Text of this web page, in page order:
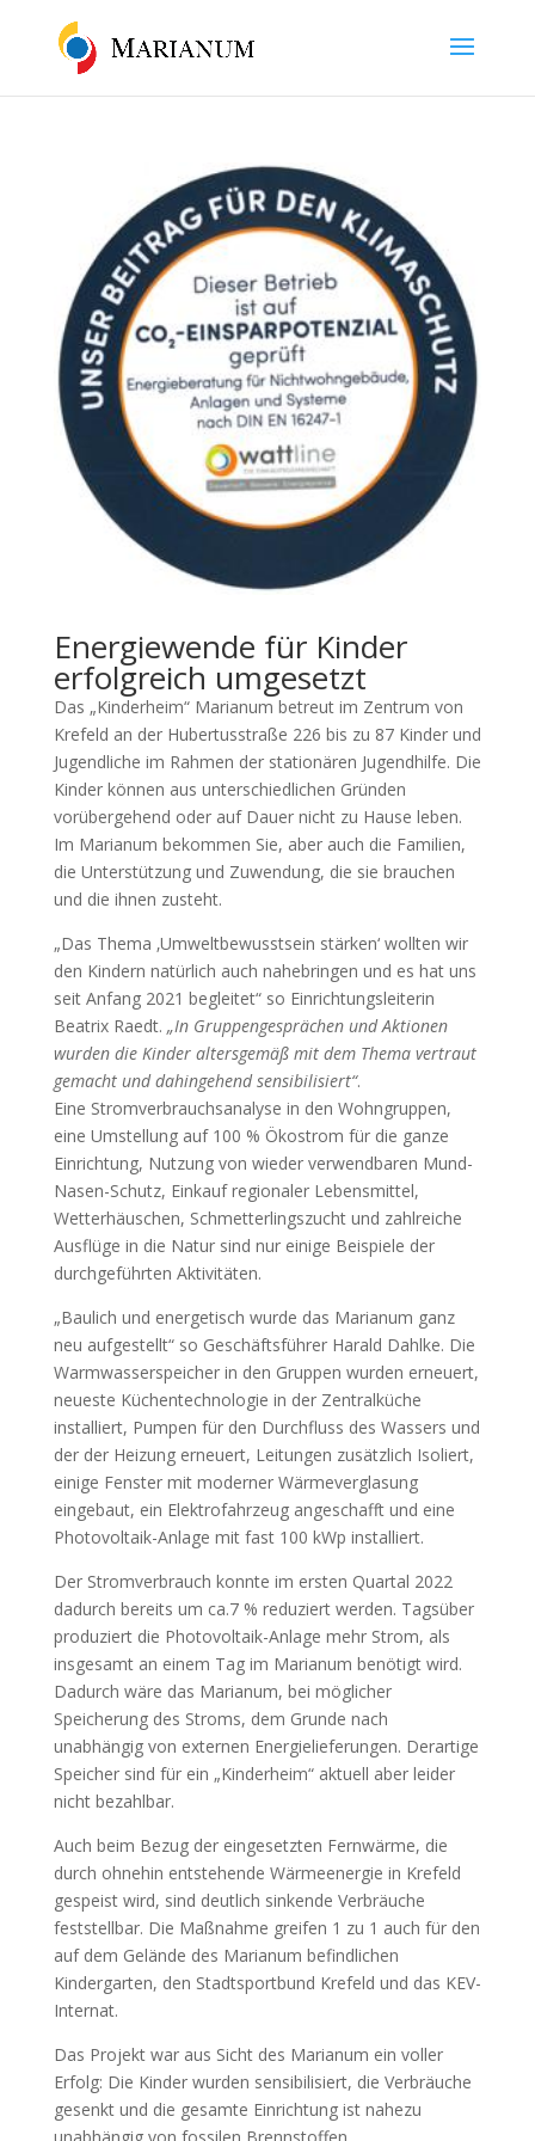
Energiewende für Kinder
erfolgreich umgesetzt
Das „Kinderheim“ Marianum betreut im Zentrum von
Krefeld an der Hubertusstraße 226 bis zu 87 Kinder und
Jugendliche im Rahmen der stationären Jugendhilfe. Die
Kinder können aus unterschiedlichen Gründen
vorübergehend oder auf Dauer nicht zu Hause leben.
Im Marianum bekommen Sie, aber auch die Familien,
die Unterstützung und Zuwendung, die sie brauchen
und die ihnen zusteht.
„Das Thema ‚Umweltbewusstsein stärken‘ wollten wir
den Kindern natürlich auch nahebringen und es hat uns
seit Anfang 2021 begleitet“ so Einrichtungsleiterin
Beatrix Raedt. „In Gruppengesprächen und Aktionen
wurden die Kinder altersgemäß mit dem Thema vertraut
gemacht und dahingehend sensibilisiert“.
Eine Stromverbrauchsanalyse in den Wohngruppen,
eine Umstellung auf 100 % Ökostrom für die ganze
Einrichtung, Nutzung von wieder verwendbaren Mund-
Nasen-Schutz, Einkauf regionaler Lebensmittel,
Wetterhäuschen, Schmetterlingszucht und zahlreiche
Ausflüge in die Natur sind nur einige Beispiele der
durchgeführten Aktivitäten.
„Baulich und energetisch wurde das Marianum ganz
neu aufgestellt“ so Geschäftsführer Harald Dahlke. Die
Warmwasserspeicher in den Gruppen wurden erneuert,
neueste Küchentechnologie in der Zentralküche
installiert, Pumpen für den Durchfluss des Wassers und
der der Heizung erneuert, Leitungen zusätzlich Isoliert,
einige Fenster mit moderner Wärmeverglasung
eingebaut, ein Elektrofahrzeug angeschafft und eine
Photovoltaik-Anlage mit fast 100 kWp installiert.
Der Stromverbrauch konnte im ersten Quartal 2022
dadurch bereits um ca.7 % reduziert werden. Tagsüber
produziert die Photovoltaik-Anlage mehr Strom, als
insgesamt an einem Tag im Marianum benötigt wird.
Dadurch wäre das Marianum, bei möglicher
Speicherung des Stroms, dem Grunde nach
unabhängig von externen Energielieferungen. Derartige
Speicher sind für ein „Kinderheim“ aktuell aber leider
nicht bezahlbar.
Auch beim Bezug der eingesetzten Fernwärme, die
durch ohnehin entstehende Wärmeenergie in Krefeld
gespeist wird, sind deutlich sinkende Verbräuche
feststellbar. Die Maßnahme greifen 1 zu 1 auch für den
auf dem Gelände des Marianum befindlichen
Kindergarten, den Stadtsportbund Krefeld und das KEV-
Internat.
Das Projekt war aus Sicht des Marianum ein voller
Erfolg: Die Kinder wurden sensibilisiert, die Verbräuche
gesenkt und die gesamte Einrichtung ist nahezu